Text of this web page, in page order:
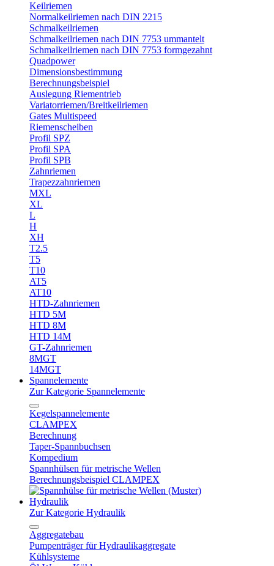
Keilriemen
Normalkeilriemen nach DIN 2215
Schmalkeilriemen
Schmalkeilriemen nach DIN 7753 ummantelt
Schmalkeilriemen nach DIN 7753 formgezahnt
Quadpower
Dimensionsbestimmung
Berechnungsbeispiel
Auslegung Riementrieb
Variatorriemen/Breitkeilriemen
Gates Multispeed
Riemenscheiben
Profil SPZ
Profil SPA
Profil SPB
Zahnriemen
Trapezzahnriemen
MXL
XL
L
H
XH
T2.5
T5
T10
AT5
AT10
HTD-Zahnriemen
HTD 5M
HTD 8M
HTD 14M
GT-Zahnriemen
8MGT
14MGT
Spannelemente
Zur Kategorie Spannelemente
Kegelspannelemente
CLAMPEX
Berechnung
Taper-Spannbuchsen
Kompedium
Spannhülsen für metrische Wellen
Berechnungsbeispiel CLAMPEX
Hydraulik
Zur Kategorie Hydraulik
Aggregatebau
Pumpenträger für Hydraulikaggregate
Kühlsysteme